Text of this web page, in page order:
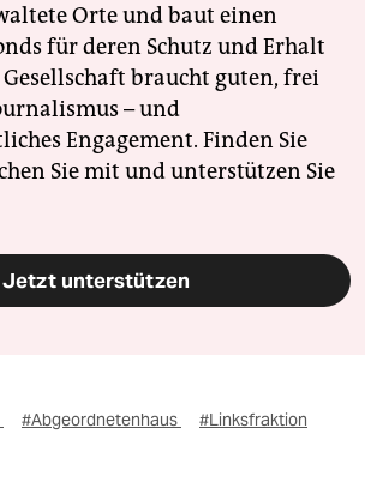
Orte und baut einen
für deren Schutz und Erhalt
braucht guten, frei
– und
Engagement. Finden Sie
Sie mit und unterstützen Sie
Jetzt unterstützen
#Abgeordnetenhaus
#Linksfraktion